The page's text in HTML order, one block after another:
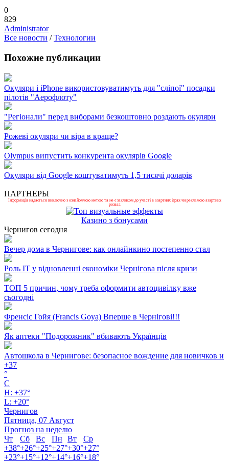
0
829
Administrator
Все новости /Технологии
Похожие публикации
Окуляри і iPhone використовуватимуть для "сліпої" посадки
пілотів "Аерофлоту"
"Регіонали" перед виборами безкоштовно роздають окуляри
Рожеві окуляри чи віра в краще?
Olympus випустить конкурента окулярів Google
Окуляри від Google коштуватимуть 1,5 тисячі доларів
ПАРТНЕРЫ
Інформація надається виключно з ознайомчою метою та не є закликом до участі в азартних іграх чи рекламою азартних
розваг.
Казино з бонусами
Чернигов сегодня
Вечер дома в Чернигове: как онлайнкино постепенно стал
Роль ІТ у відновленні економіки Чернігова після кризи
ТОП 5 причин, чому треба оформити автоцивілку вже
сьогодні
Френсіс Гойя (Francis Goya) Вперше в Чернігові!!!
Як аптеки "Подорожник" вбивають Українців
Автошкола в Чернигове: безопасное вождение для новичков и
+37
°
C
H: +37°
L: +20°
Чернигов
Пятница, 07 Август
Прогноз на неделю
Чт
Сб Вс Пн Вт
Ср
+38°+26°+25°+27°+30°+27°
+23°+15°+12°+14°+16°+18°